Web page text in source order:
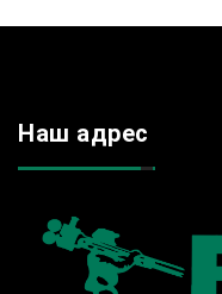
Наш адрес